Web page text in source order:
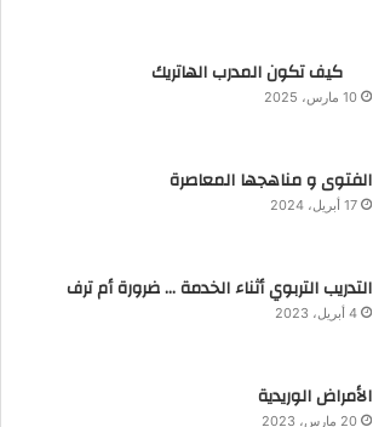
كيف تكون المدرب الهاتريك
10 مارس، 2025
الفتوى و مناهجها المعاصرة
17 أبريل، 2024
التدريب التربوي أثناء الخدمة … ضرورة أم ترف
4 أبريل، 2023
الأمراض الوريدية
20 مارس، 2023